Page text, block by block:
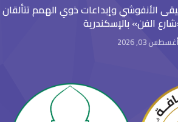
الأنفوشي وإبداعات ذوي الهمم تتألقان
الفن» بالإسكندرية
أغسطس 03, 2026